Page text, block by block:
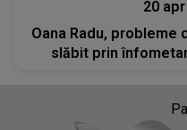
20 apr
Oana Radu, probleme
slăbit prin